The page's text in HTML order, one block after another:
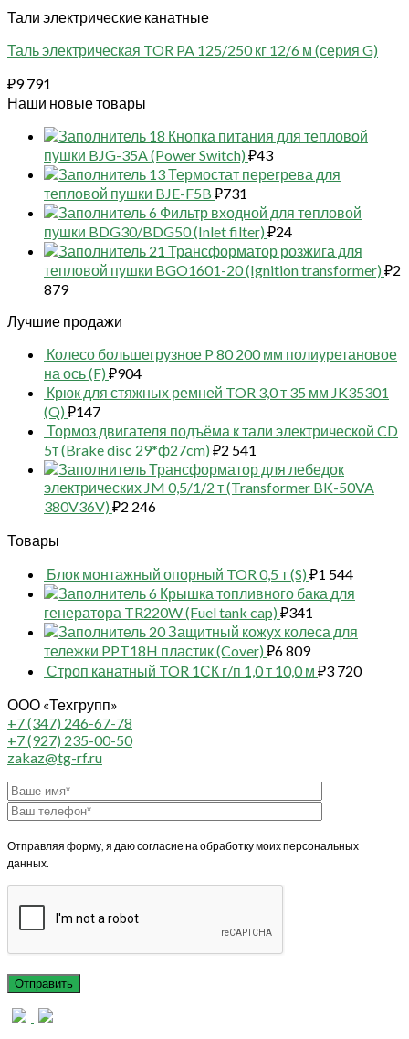
Тали электрические канатные
Таль электрическая TOR PA 125/250 кг 12/6 м (серия G)
₽9 791
Наши новые товары
18 Кнопка питания для тепловой
пушки BJG-35A (Power Switch) ₽43
13 Термостат перегрева для
тепловой пушки BJE-F5B ₽731
6 Фильтр входной для тепловой
пушки BDG30/BDG50 (Inlet filter) ₽24
21 Трансформатор розжига для
тепловой пушки BGO1601-20 (Ignition transformer) ₽2
879
Лучшие продажи
Колесо большегрузное P 80 200 мм полиуретановое
на ось (F) ₽904
Крюк для стяжных ремней TOR 3,0 т 35 мм JK35301
(Q) ₽147
Тормоз двигателя подъёма к тали электрической CD
5т (Brake disc 29*ф27cm) ₽2 541
Трансформатор для лебедок
электрических JM 0,5/1/2 т (Transformer BK-50VA
380V36V) ₽2 246
Товары
Блок монтажный опорный TOR 0,5 т (S) ₽1 544
6 Крышка топливного бака для
генератора TR220W (Fuel tank cap) ₽341
20 Защитный кожух колеса для
тележки PPT18H пластик (Cover) ₽6 809
Строп канатный TOR 1СК г/п 1,0 т 10,0 м ₽3 720
ООО «Техгрупп»
+7 (347) 246-67-78
+7 (927) 235-00-50
zakaz@tg-rf.ru
Отправляя форму, я даю согласие на обработку моих персональных
данных.